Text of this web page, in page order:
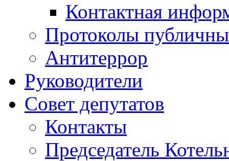
Контактная
Протоколы
Антитеррор
Руководители
Совет депутатов
Контакты
Председатель